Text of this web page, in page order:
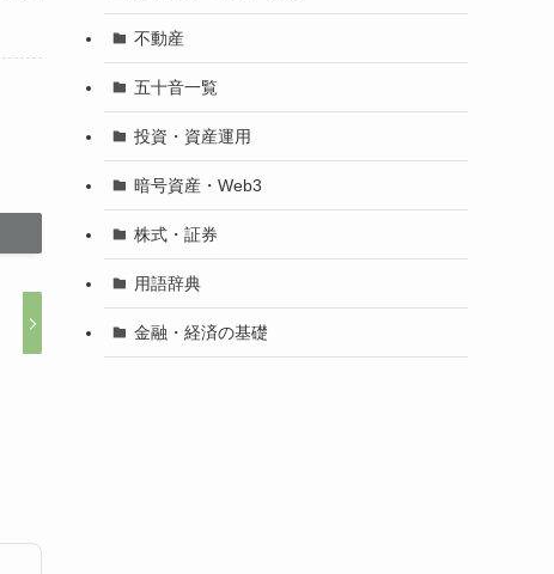
不動産
五十音一覧
投資・資産運用
暗号資産・Web3
株式・証券
用語辞典
金融・経済の基礎